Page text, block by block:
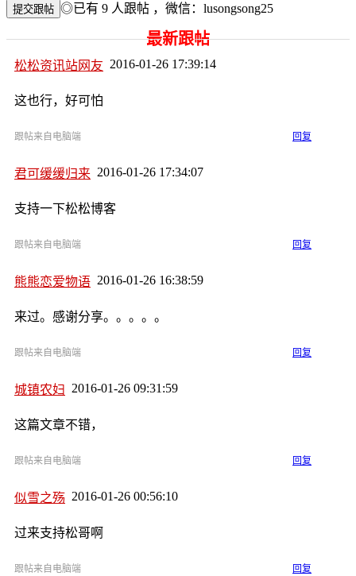
◎已有 9 人跟帖 ，微信：lusongsong25
最新跟帖
松松资讯站网友 2016-01-26 17:39:14
这也行，好可怕
跟帖来自电脑端 回复
君可缓缓归来 2016-01-26 17:34:07
支持一下松松博客
跟帖来自电脑端 回复
熊熊恋爱物语 2016-01-26 16:38:59
来过。感谢分享。。。。。
跟帖来自电脑端 回复
城镇农妇 2016-01-26 09:31:59
这篇文章不错，
跟帖来自电脑端 回复
似雪之殇 2016-01-26 00:56:10
过来支持松哥啊
跟帖来自电脑端 回复